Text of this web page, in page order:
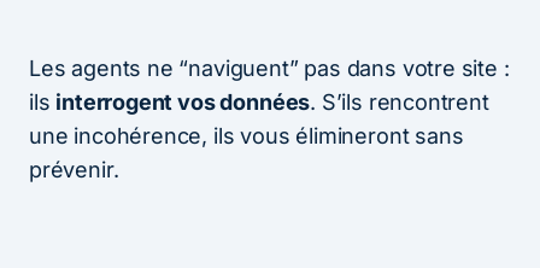
Les agents ne “naviguent” pas dans votre site :
ils interrogent vos données. S’ils rencontrent
une incohérence, ils vous élimineront sans
prévenir.